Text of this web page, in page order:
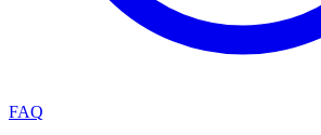
FAQ